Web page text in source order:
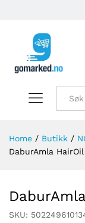
Home / Butikk /
DaburAmla
SKU: